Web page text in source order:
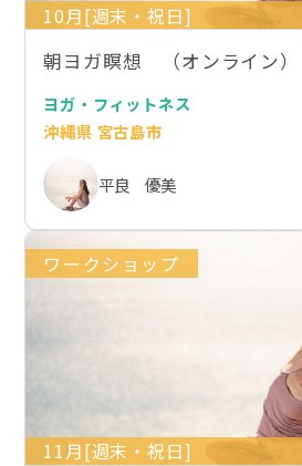
10月[週末・祝日]
朝ヨガ瞑想 （オンライン）
ヨガ・フィットネス
沖縄県 宮古島市
平良 優美
ワークショップ
11月[週末・祝日]